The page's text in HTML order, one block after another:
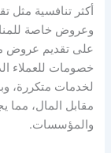
أكثر تنافسية مثل
وعروض خاصة
على تقديم عروض
خصومات للعملاء
لخدمات متكررة،
مقابل المال، مما
والمؤسسات.